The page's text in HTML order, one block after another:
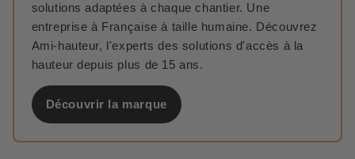
solutions adaptées à chaque chantier. Une
entreprise à Française à taille humaine. Découvrez
Ami-hauteur, l'experts des solutions d'accès à la
hauteur depuis plus de 15 ans.
Découvrir la marque